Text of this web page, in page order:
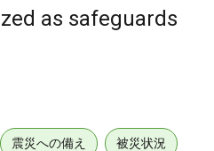
as safeguards
震災への備え 被災状況